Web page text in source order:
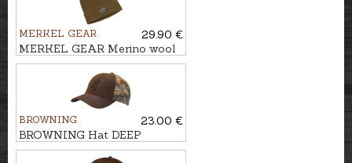
MERKEL GEAR
29.90 €
MERKEL GEAR Merino wool
beanie WNTR
BROWNING
23.00 €
BROWNING Hat DEEP
FOREST